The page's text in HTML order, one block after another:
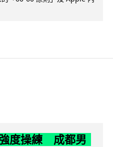
度操練 成都男